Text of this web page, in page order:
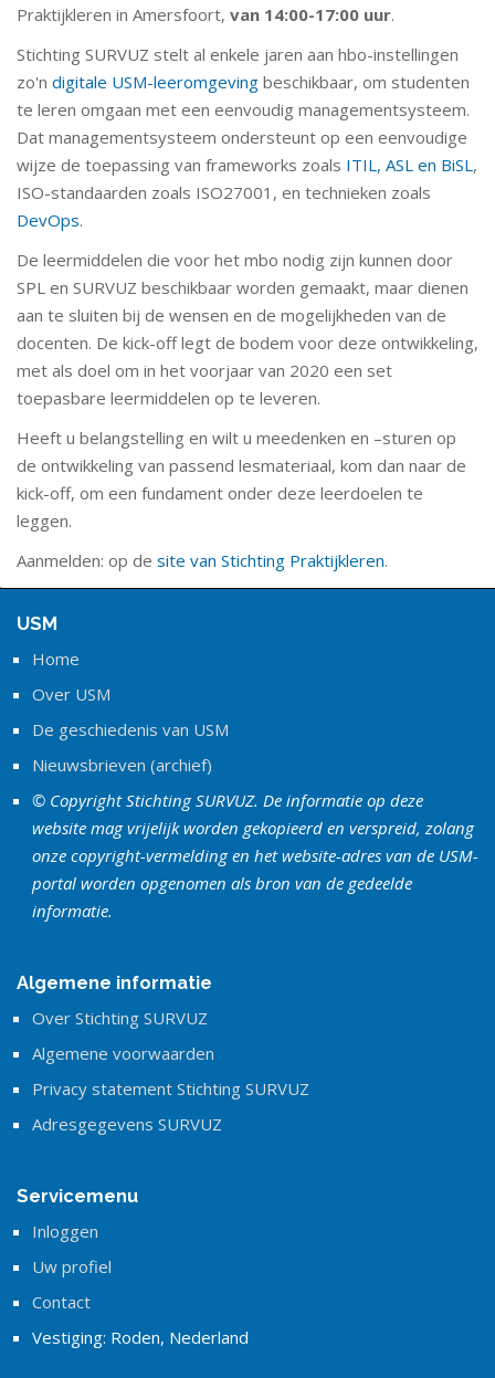
Praktijkleren in Amersfoort, van 14:00-17:00 uur.
Stichting SURVUZ stelt al enkele jaren aan hbo-instellingen
zo'n digitale USM-leeromgeving beschikbaar, om studenten
te leren omgaan met een eenvoudig managementsysteem.
Dat managementsysteem ondersteunt op een eenvoudige
wijze de toepassing van frameworks zoals ITIL, ASL en BiSL,
ISO-standaarden zoals ISO27001, en technieken zoals
DevOps.
De leermiddelen die voor het mbo nodig zijn kunnen door
SPL en SURVUZ beschikbaar worden gemaakt, maar dienen
aan te sluiten bij de wensen en de mogelijkheden van de
docenten. De kick-off legt de bodem voor deze ontwikkeling,
met als doel om in het voorjaar van 2020 een set
toepasbare leermiddelen op te leveren.
Heeft u belangstelling en wilt u meedenken en –sturen op
de ontwikkeling van passend lesmateriaal, kom dan naar de
kick-off, om een fundament onder deze leerdoelen te
leggen.
Aanmelden: op de site van Stichting Praktijkleren.
USM
Home
Over USM
De geschiedenis van USM
Nieuwsbrieven (archief)
© Copyright Stichting SURVUZ. De informatie op deze
website mag vrijelijk worden gekopieerd en verspreid, zolang
onze copyright-vermelding en het website-adres van de USM-
portal worden opgenomen als bron van de gedeelde
informatie.
Algemene informatie
Over Stichting SURVUZ
Algemene voorwaarden
Privacy statement Stichting SURVUZ
Adresgegevens SURVUZ
Servicemenu
Inloggen
Uw profiel
Contact
Vestiging: Roden, Nederland